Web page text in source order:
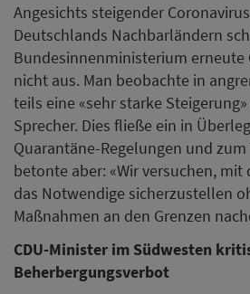
Angesichts steigender
Deutschlands Nachbarländern
Bundesinnenministerium
nicht aus. Man beobachte in
teils eine «sehr starke
Sprecher. Dies fließe ein in
Quarantäne-Regelungen und zum
betonte aber: «Wir versuchen, mit
das Notwendige sicherzustellen
Maßnahmen an den Grenzen
CDU-Minister im Südwesten
Beherbergungsverbot